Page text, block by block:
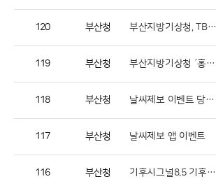
120 부산청 부산지방기상청, TBN부산·경남교통방송국과 함께하는 1.5ºC가 만드는 운명 교향곡, 기후변화 이벤트
119 부산청 부산지방기상청 ´홍보관(견학)´ 임시 휴관 알림
118 부산청 날씨제보 이벤트 당첨자 발표
117 부산청 날씨제보 앱 이벤트
116 부산청 기후시그널8.5 기후샘 연수과정 모집